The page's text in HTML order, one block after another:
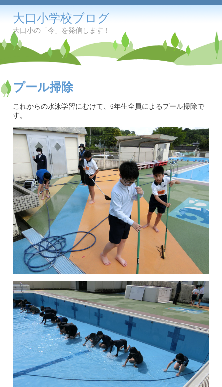
大口小学校ブログ
大口小の「今」を発信します！
プール掃除
これからの水泳学習にむけて、6年生全員によるプール掃除で
す。